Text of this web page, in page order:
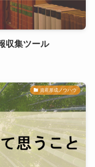
収集ツール
資産形成ノウハウ